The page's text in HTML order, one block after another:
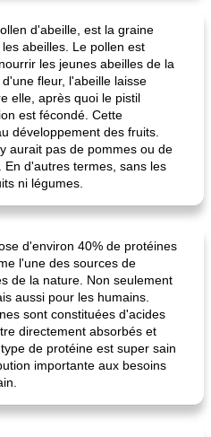
d'abeille, est la graine
abeilles. Le pollen est
les jeunes abeilles de la
fleur, l'abeille laisse
elle, après quoi le pistil
est fécondé. Cette
développement des fruits.
aurait pas de pommes ou de
d'autres termes, sans les
ni légumes.
d'environ 40% de protéines
l'une des sources de
de la nature. Non seulement
aussi pour les humains.
sont constituées d'acides
directement absorbés et
de protéine est super sain
importante aux besoins